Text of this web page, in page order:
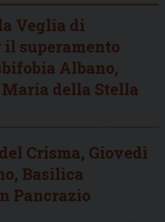
Veglia di
superamento
Albano,
della Stella
Crisma, Giovedì
Basilica
Pancrazio